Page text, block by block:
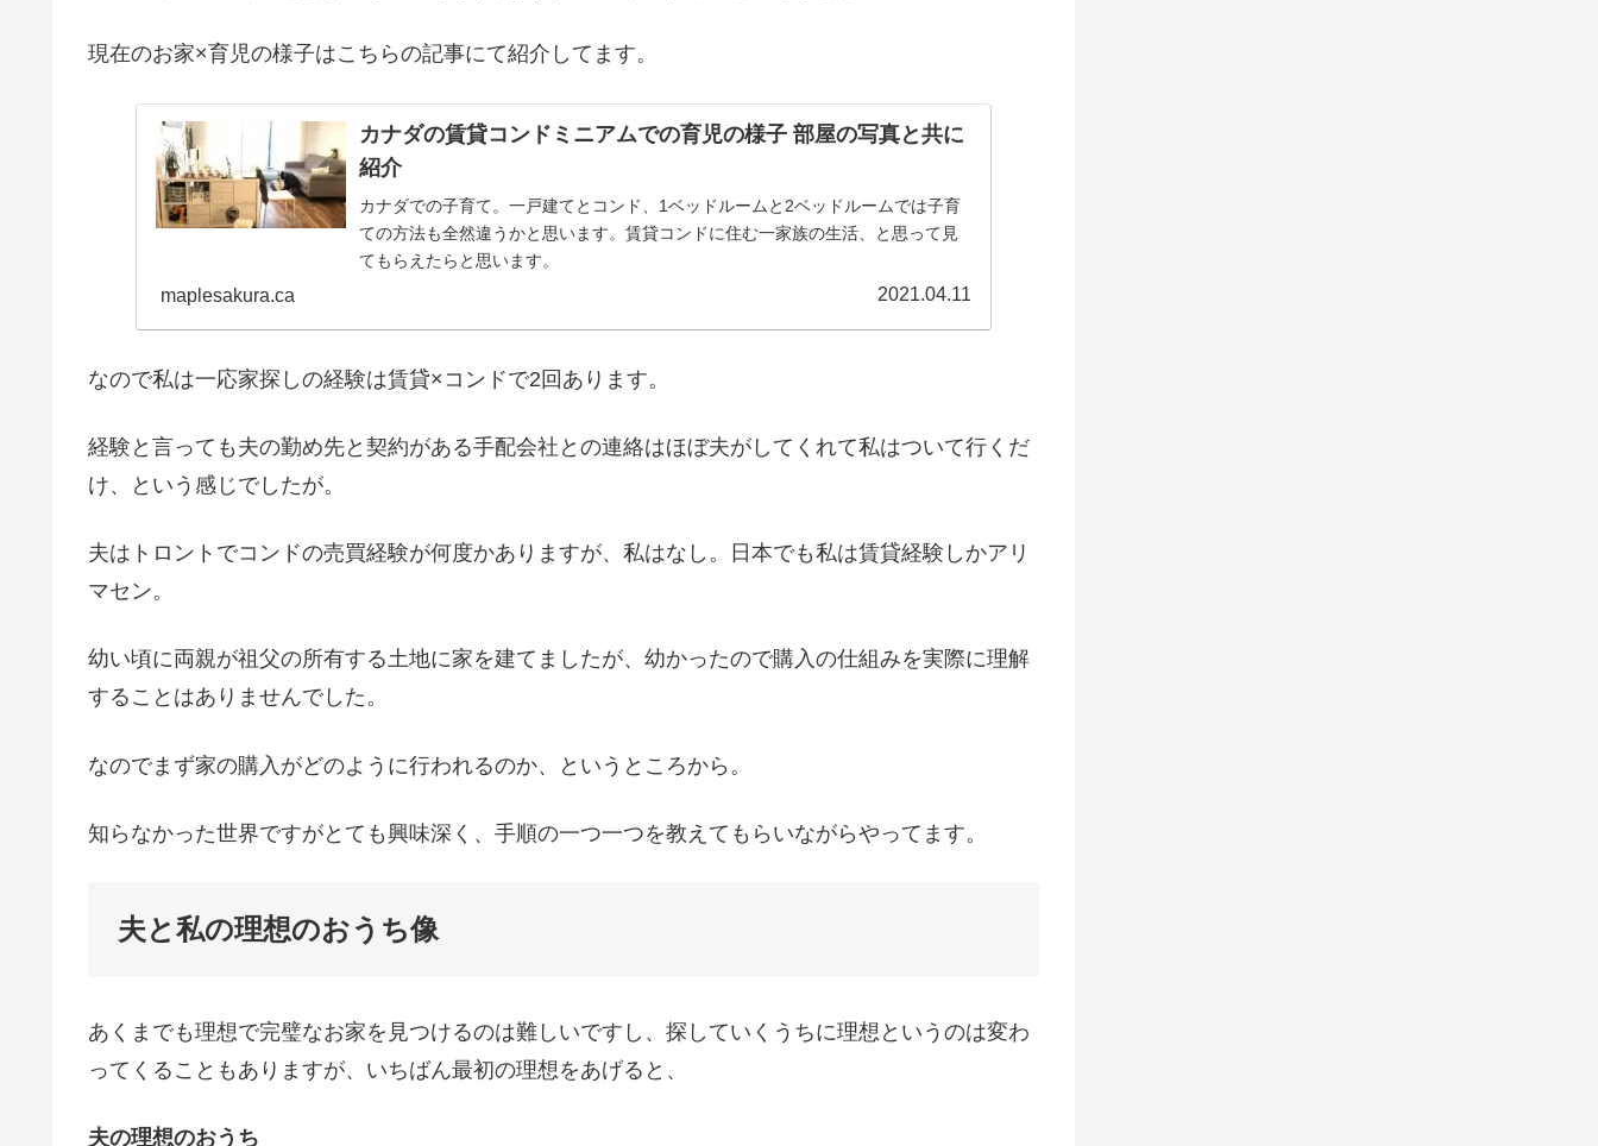
現在のお家×育児の様子はこちらの記事にて紹介してます。
カナダの賃貸コンドミニアムでの育児の様子 部屋の写真と共に
紹介
カナダでの子育て。一戸建てとコンド、1ベッドルームと2ベッドルームでは子育
ての方法も全然違うかと思います。賃貸コンドに住む一家族の生活、と思って見
てもらえたらと思います。
maplesakura.ca 2021.04.11
なので私は一応家探しの経験は賃貸×コンドで2回あります。
経験と言っても夫の勤め先と契約がある手配会社との連絡はほぼ夫がしてくれて私はついて行くだ
け、という感じでしたが。
夫はトロントでコンドの売買経験が何度かありますが、私はなし。日本でも私は賃貸経験しかアリ
マセン。
幼い頃に両親が祖父の所有する土地に家を建てましたが、幼かったので購入の仕組みを実際に理解
することはありませんでした。
なのでまず家の購入がどのように行われるのか、というところから。
知らなかった世界ですがとても興味深く、手順の一つ一つを教えてもらいながらやってます。
夫と私の理想のおうち像
あくまでも理想で完璧なお家を見つけるのは難しいですし、探していくうちに理想というのは変わ
ってくることもありますが、いちばん最初の理想をあげると、
夫の理想のおうち